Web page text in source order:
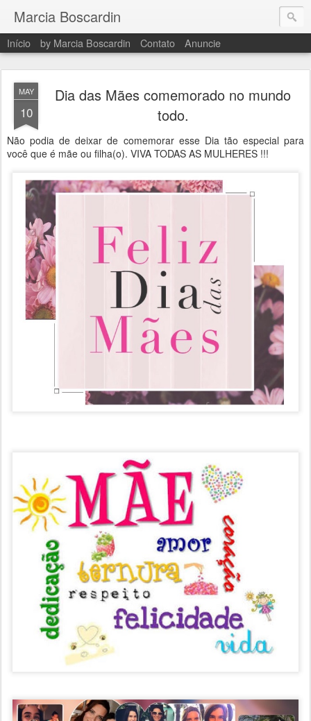
Marcia Boscardin
Início by Marcia Boscardin Contato Anuncie
MAY
10
Dia das Mães comemorado no mundo
todo.
Não podia de deixar de comemorar esse Dia tão especial para
você que é mãe ou filha(o). VIVA TODAS AS MULHERES !!!